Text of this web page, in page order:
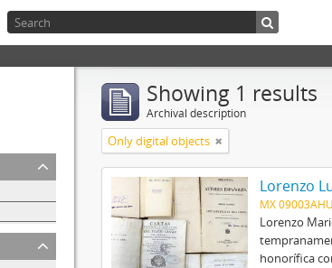
1
Showing 1 results
Archival description
Only digital objects
Lorenzo
MX
Lorenzo
honorífica